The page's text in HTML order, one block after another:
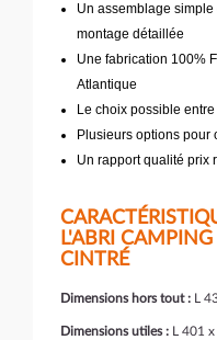
Un assemblage
montage détaillée
Une fabrication 100%
Atlantique
Le choix possible
Plusieurs options pour
Un rapport qualité prix
L'ABRI CAMPING
CINTRÉ
Dimensions hors tout : L
Dimensions utiles : L 401